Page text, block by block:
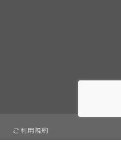
ご利用規約